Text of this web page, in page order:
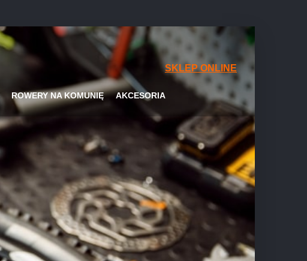
SKLEP ONLINE
ROWERY NA KOMUNIĘ AKCESORIA